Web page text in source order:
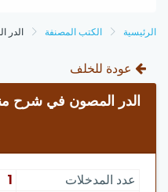
الرئيسية الكتب المصنفة الدر
عودة للخلف
الدر المصون في شرح
عدد المدخلات
1